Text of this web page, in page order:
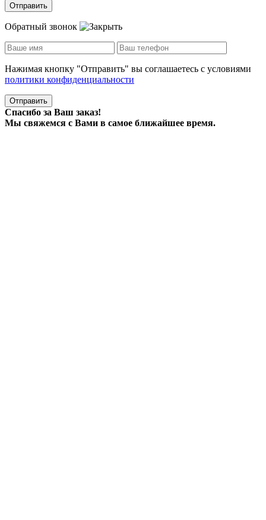
Отправить
Обратный звонок
Нажимая кнопку "Отправить" вы соглашаетесь с условиями
политики конфиденциальности
Отправить
Спасибо за Ваш заказ!
Мы свяжемся с Вами в самое ближайшее время.